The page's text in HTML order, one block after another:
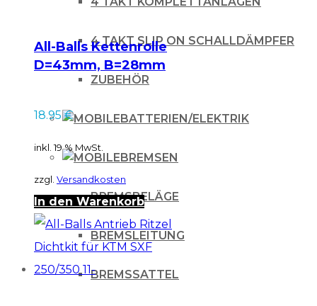
4 TAKT SLIP ON SCHALLDÄMPFER
ZUBEHÖR
BATTERIEN/ELEKTRIK
BREMSEN
BREMSBELÄGE
BREMSLEITUNG
BREMSSATTEL
All-Balls Kettenrolle
D=43mm, B=28mm
schwarz
18.95€
inkl. 19 % MwSt.
zzgl. Versandkosten
In den Warenkorb